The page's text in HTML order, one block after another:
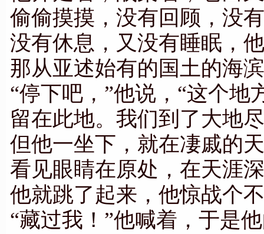
偷偷摸摸，没有回顾，没
没有休息，又没有睡眠，
那从亚述始有的国土的海
“停下吧，”他说，“这个地
留在此地。我们到了大地
但他一坐下，就在凄戚的
看见眼睛在原处，在天涯
他就跳了起来，他惊战个
“藏过我！”他喊着，于是